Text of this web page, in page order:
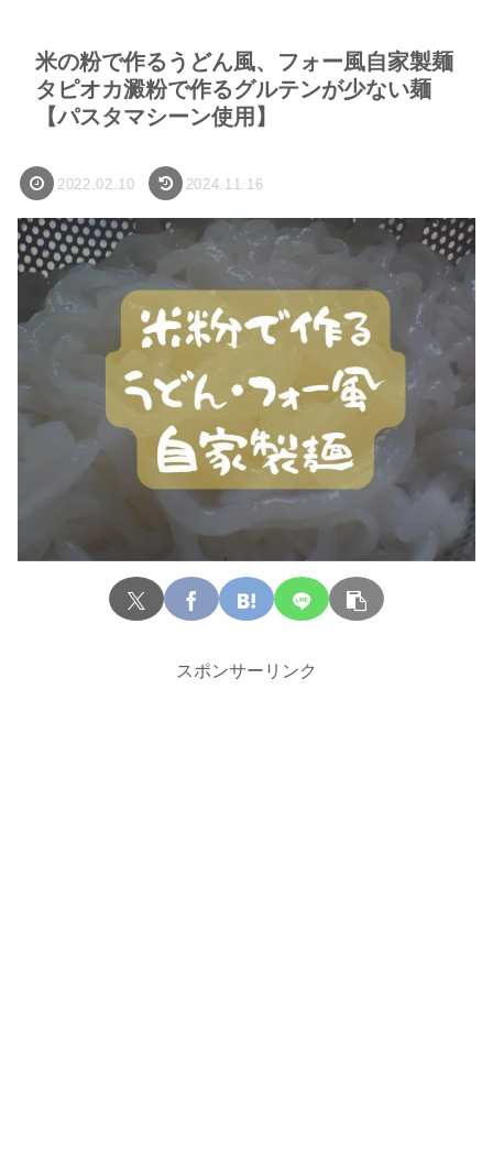
米の粉で作るうどん風、フォー風自家製麺
タピオカ澱粉で作るグルテンが少ない麺
【パスタマシーン使用】
2022.02.10 2024.11.16
スポンサーリンク